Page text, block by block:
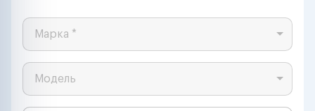
Марка *
Модель